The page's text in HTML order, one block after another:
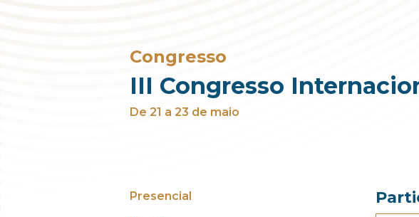
Congresso
III Congresso
De 21 a 23 de maio
Presencial